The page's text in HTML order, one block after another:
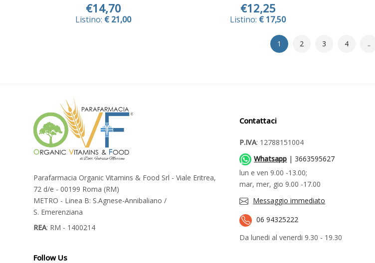
€14,70
Listino: € 21,00
€12,25
Listino: € 17,50
1 2 3 4 ..
Parafarmacia Organic Vitamins & Food Srl - Viale Eritrea,
72 d/e - 00199 Roma (RM)
METRO - Linea B: S.Agnese-Annibaliano /
S. Emerenziana
REA: RM - 1400214
Contattaci
P.IVA: 12788151004
Whatsapp | 3663595627
lun e ven 9.00 -13.00;
mar, mer, gio 9.00 -17.00
Messaggio immediato
06 94325222
Da lunedi al venerdi 9.30 - 19.30
Follow Us